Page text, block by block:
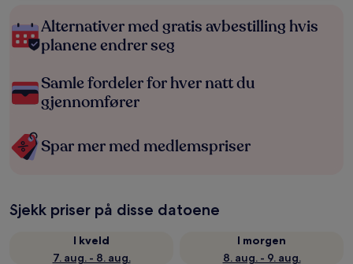
Alternativer med gratis avbestilling hvis
planene endrer seg
Samle fordeler for hver natt du
gjennomfører
Spar mer med medlemspriser
Sjekk priser på disse datoene
I kveld
7. aug. - 8. aug.
I morgen
8. aug. - 9. aug.